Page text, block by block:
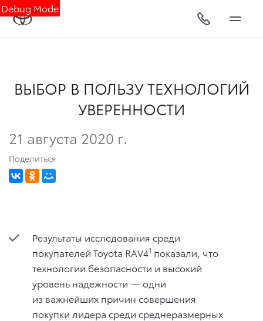
Debug Mode
ВЫБОР В ПОЛЬЗУ ТЕХНОЛОГИЙ
УВЕРЕННОСТИ
21 августа 2020 г.
Поделиться
Результаты исследования среди
покупателей Toyota RAV41 показали, что
технологии безопасности и высокий
уровень надежности — одни
из важнейших причин совершения
покупки лидера среди среднеразмерных